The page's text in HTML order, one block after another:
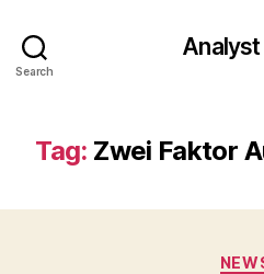
Search
Analyst
Tag: Zwei Faktor